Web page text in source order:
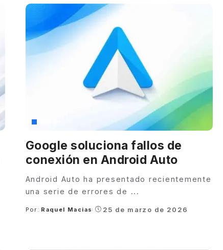
Google soluciona fallos de
conexión en Android Auto
Android Auto ha presentado recientemente
una serie de errores de ...
Posted
Por: Raquel Macias 25 de marzo de 2026